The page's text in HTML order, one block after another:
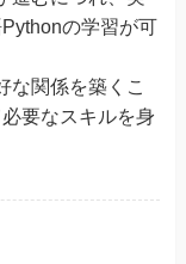
の学習が可
な関係を築くこ
要なスキルを身